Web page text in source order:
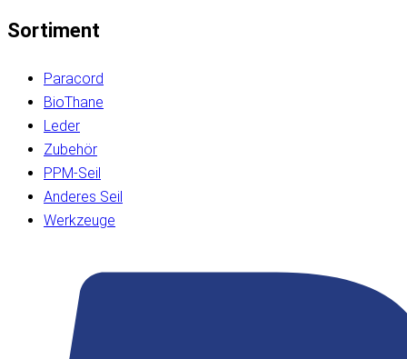
Sortiment
Paracord
BioThane
Leder
Zubehör
PPM-Seil
Anderes Seil
Werkzeuge